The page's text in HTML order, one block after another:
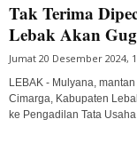
Tak Terima
Lebak Akan
Jumat 20 Desember 2024,
LEBAK - Mulyana,
Cimarga, Kabupaten
ke Pengadilan Tata